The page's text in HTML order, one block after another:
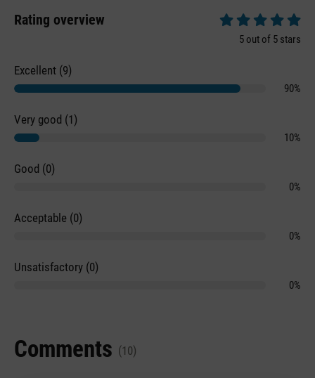
Rating overview
Average rating of
5 out of 5 stars
Excellent (9)
90%
Very good (1)
10%
Good (0)
0%
Acceptable (0)
0%
Unsatisfactory (0)
0%
Comments (10)